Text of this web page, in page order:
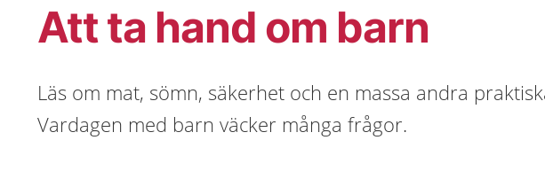
Att ta hand om barn
Läs om mat, sömn, säkerhet och en massa andra
Vardagen med barn väcker många frågor.